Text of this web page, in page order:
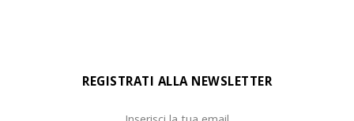
REGISTRATI ALLA NEWSLETTER